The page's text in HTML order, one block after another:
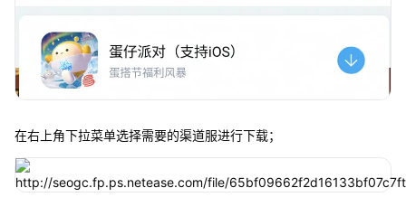
在右上角下拉菜单选择需要的渠道服进行下载；